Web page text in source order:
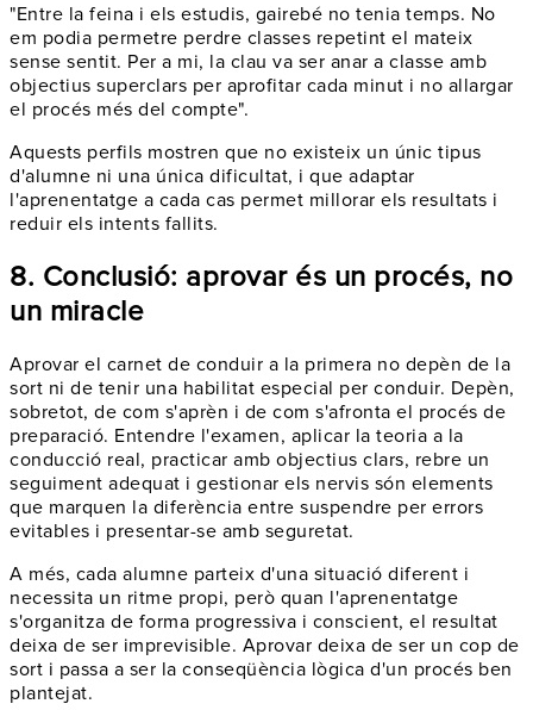
"Entre la feina i els estudis, gairebé no tenia temps. No
em podia permetre perdre classes repetint el mateix
sense sentit. Per a mi, la clau va ser anar a classe amb
objectius superclars per aprofitar cada minut i no allargar
el procés més del compte".
Aquests perfils mostren que no existeix un únic tipus
d'alumne ni una única dificultat, i que adaptar
l'aprenentatge a cada cas permet millorar els resultats i
reduir els intents fallits.
8. Conclusió: aprovar és un procés, no
un miracle
Aprovar el carnet de conduir a la primera no depèn de la
sort ni de tenir una habilitat especial per conduir. Depèn,
sobretot, de com s'aprèn i de com s'afronta el procés de
preparació. Entendre l'examen, aplicar la teoria a la
conducció real, practicar amb objectius clars, rebre un
seguiment adequat i gestionar els nervis són elements
que marquen la diferència entre suspendre per errors
evitables i presentar-se amb seguretat.
A més, cada alumne parteix d'una situació diferent i
necessita un ritme propi, però quan l'aprenentatge
s'organitza de forma progressiva i conscient, el resultat
deixa de ser imprevisible. Aprovar deixa de ser un cop de
sort i passa a ser la conseqüència lògica d'un procés ben
plantejat.